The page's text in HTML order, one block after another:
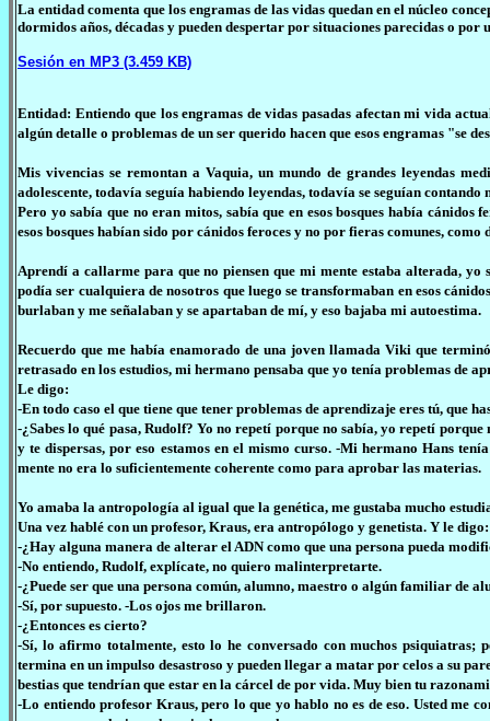
La entidad comenta que los engramas de las vidas quedan en el núcleo
dormidos años, décadas y pueden despertar por situaciones parecidas o
Sesión en MP3 (3.459 KB)
Entidad: Entiendo que los engramas de vidas pasadas afectan mi vida
algún detalle o problemas de un ser querido hacen que esos engramas "se
Mis vivencias se remontan a Vaquia, un mundo de grandes leyendas
adolescente, todavía seguía habiendo leyendas, todavía se seguían contando
Pero yo sabía que no eran mitos, sabía que en esos bosques había cánidos
esos bosques habían sido por cánidos feroces y no por fieras comunes,
Aprendí a callarme para que no piensen que mi mente estaba alterada, yo
podía ser cualquiera de nosotros que luego se transformaban en esos
burlaban y me señalaban y se apartaban de mí, y eso bajaba mi autoestima.
Recuerdo que me había enamorado de una joven llamada Viki que
retrasado en los estudios, mi hermano pensaba que yo tenía problemas de
Le digo:
-En todo caso el que tiene que tener problemas de aprendizaje eres tú, que
-¿Sabes lo qué pasa, Rudolf? Yo no repetí porque no sabía, yo repetí
y te dispersas, por eso estamos en el mismo curso. -Mi hermano Hans
mente no era lo suficientemente coherente como para aprobar las materias.
Yo amaba la antropología al igual que la genética, me gustaba mucho
Una vez hablé con un profesor, Kraus, era antropólogo y genetista. Y le digo:
-¿Hay alguna manera de alterar el ADN como que una persona pueda
-No entiendo, Rudolf, explícate, no quiero malinterpretarte.
-¿Puede ser que una persona común, alumno, maestro o algún familiar de
-Sí, por supuesto. -Los ojos me brillaron.
-¿Entonces es cierto?
-Sí, lo afirmo totalmente, esto lo he conversado con muchos psiquiatras;
termina en un impulso desastroso y pueden llegar a matar por celos a su
bestias que tendrían que estar en la cárcel de por vida. Muy bien tu
-Lo entiendo profesor Kraus, pero lo que yo hablo no es de eso. Usted me